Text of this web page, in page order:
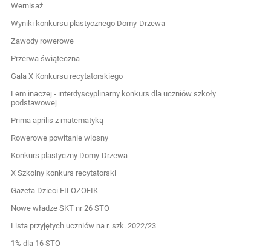
Wernisaż
Wyniki konkursu plastycznego Domy-Drzewa
Zawody rowerowe
Przerwa świąteczna
Gala X Konkursu recytatorskiego
Lem inaczej - interdyscyplinarny konkurs dla uczniów szkoły
podstawowej
Prima aprilis z matematyką
Rowerowe powitanie wiosny
Konkurs plastyczny Domy-Drzewa
X Szkolny konkurs recytatorski
Gazeta Dzieci FILOZOFIK
Nowe władze SKT nr 26 STO
Lista przyjętych uczniów na r. szk. 2022/23
1% dla 16 STO